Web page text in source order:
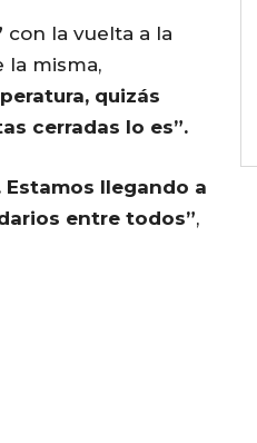
con la vuelta a la
la misma,
quizás
cerradas lo es”.
llegando a
entre todos”,